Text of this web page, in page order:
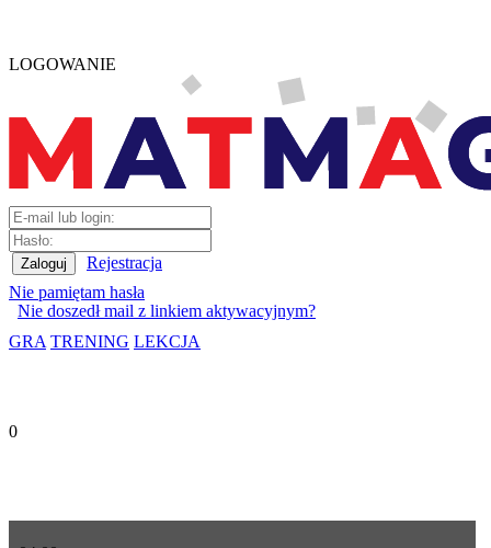
LOGOWANIE
Rejestracja
Nie pamiętam hasła
Nie doszedł mail z linkiem aktywacyjnym?
GRA TRENING LEKCJA
0